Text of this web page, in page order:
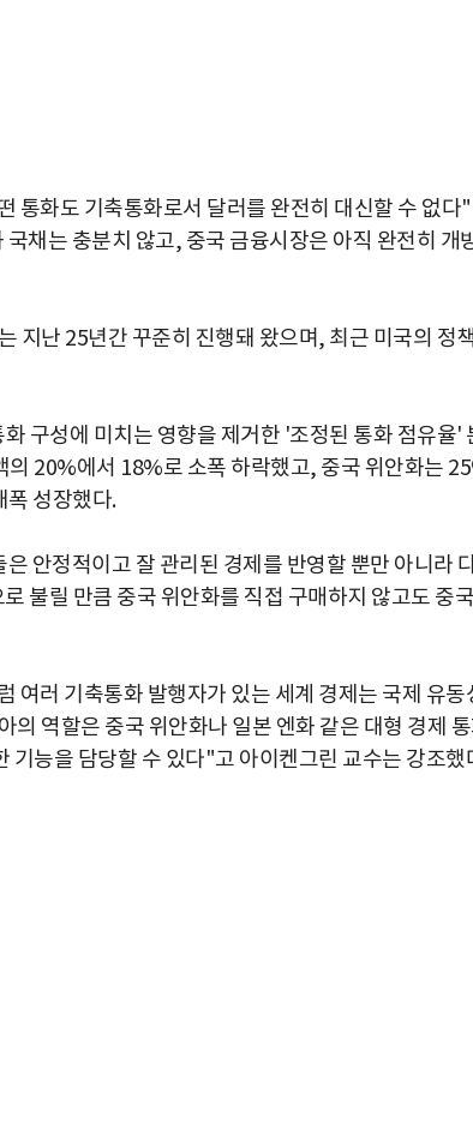
통화도 기축통화로서 달러를 완전히 대신할 수 없
채는 충분치 않고, 중국 금융시장은 아직 완전히 개
지난 25년간 꾸준히 진행돼 왔으며, 최근 미국의 정
구성에 미치는 영향을 제거한 '조정된 통화 점유율'
의 20%에서 18%로 소폭 하락했고, 중국 위안화는
폭 성장했다.
안정적이고 잘 관리된 경제를 반영할 뿐만 아니라
불릴 만큼 중국 위안화를 직접 구매하지 않고도 중
여러 기축통화 발행자가 있는 세계 경제는 국제 유
의 역할은 중국 위안화나 일본 엔화 같은 대형 경제
기능을 담당할 수 있다"고 아이켄그린 교수는 강조했